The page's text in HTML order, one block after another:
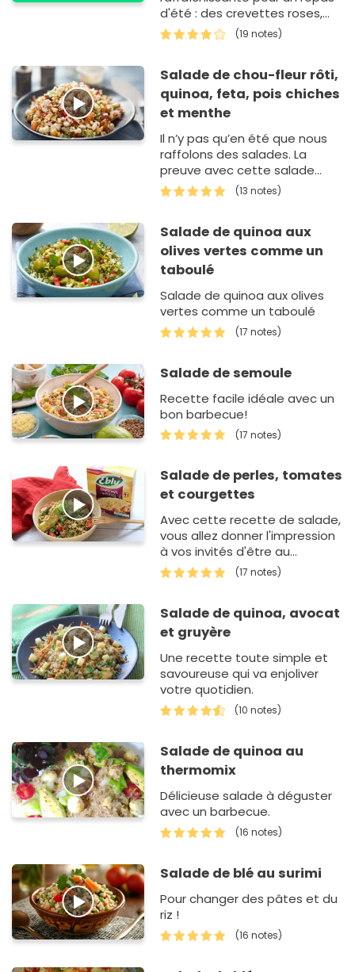
d'été : des crevettes roses,
des dés d'avocat, l'acidité d…
(19 notes)
Salade de chou-fleur rôti,
quinoa, feta, pois chiches
et menthe
Il n’y pas qu’en été que nous
raffolons des salades. La
preuve avec cette salade
complète. Le chou-fleur rôti
apporte beaucou…
(13 notes)
Salade de quinoa aux
olives vertes comme un
taboulé
Salade de quinoa aux olives
vertes comme un taboulé
(17 notes)
Salade de semoule
Recette facile idéale avec un
bon barbecue!
(17 notes)
Salade de perles, tomates
et courgettes
Avec cette recette de salade,
vous allez donner l'impression
à vos invités d'être au
printemps tous les jours de
l'année ! En effet, id&e…
(17 notes)
Salade de quinoa, avocat
et gruyère
Une recette toute simple et
savoureuse qui va enjoliver
votre quotidien.
(10 notes)
Salade de quinoa au
thermomix
Délicieuse salade à déguster
avec un barbecue.
(16 notes)
Salade de blé au surimi
Pour changer des pâtes et du
riz !
(16 notes)